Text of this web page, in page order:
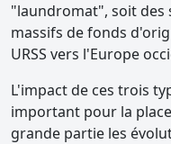
"laundromat", soit des
massifs de fonds
URSS vers l'Europe
L'impact de ces trois
important pour la
grande partie les